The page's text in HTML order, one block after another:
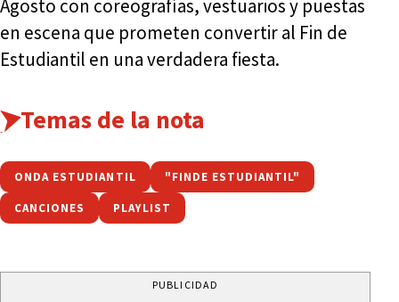
Agosto con coreografías, vestuarios y puestas
en escena que prometen convertir al Fin de
Estudiantil en una verdadera fiesta.
Temas de la nota
ONDA ESTUDIANTIL "FINDE ESTUDIANTIL"
CANCIONES PLAYLIST
PUBLICIDAD